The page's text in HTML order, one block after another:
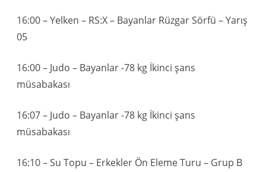
16:00 – Yelken – RS:X – Bayanlar Rüzgar Sörfü – Yarış
05
16:00 – Judo – Bayanlar -78 kg İkinci şans
müsabakası
16:07 – Judo – Bayanlar -78 kg İkinci şans
müsabakası
16:10 – Su Topu – Erkekler Ön Eleme Turu – Grup B